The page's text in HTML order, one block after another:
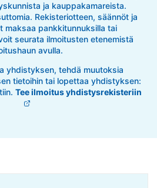
ja kauppakamareista.
Rekisteriotteen, säännöt ja
maksaa pankkitunnuksilla tai
seurata ilmoitusten etenemistä
avulla.
yhdistyksen, tehdä muutoksia
tietoihin tai lopettaa yhdistyksen:
Tee ilmoitus yhdistysrekisteriin